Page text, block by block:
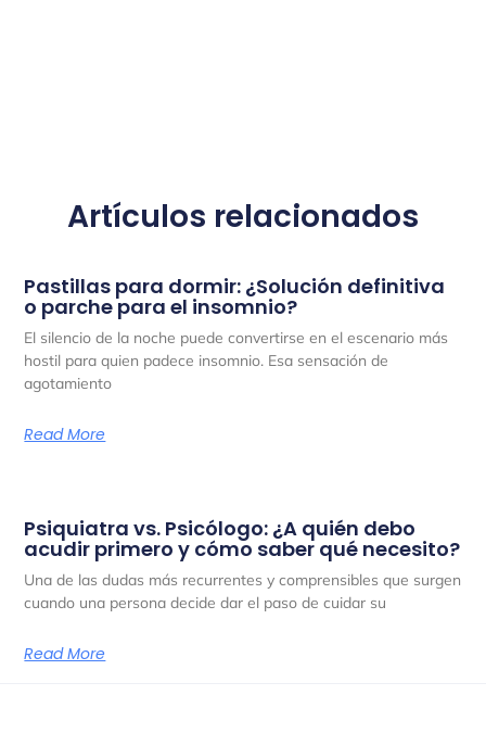
Artículos relacionados
Pastillas para dormir: ¿Solución definitiva
o parche para el insomnio?
El silencio de la noche puede convertirse en el escenario más
hostil para quien padece insomnio. Esa sensación de
agotamiento
Read More
Psiquiatra vs. Psicólogo: ¿A quién debo
acudir primero y cómo saber qué necesito?
Una de las dudas más recurrentes y comprensibles que surgen
cuando una persona decide dar el paso de cuidar su
Read More